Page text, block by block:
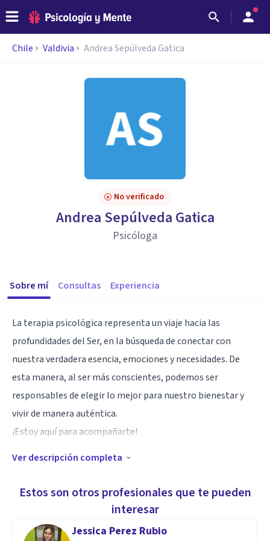
Chile Valdivia Andrea Sepúlveda Gatica
No verificado
Andrea Sepúlveda Gatica
Psicóloga
Sobre mí Consultas Experiencia
La terapia psicológica representa un viaje hacia las
profundidades del Ser, en la búsqueda de conectar con
nuestra verdadera esencia, emociones y necesidades. De
esta manera, al ser más conscientes, podemos ser
responsables de elegir lo mejor para nuestro bienestar y
vivir de manera auténtica.
¡Estoy aquí para acompañarte!
Especialidad
- Soy Psicóloga titulada de la Universidad de Chile
ansiedad, trauma psicológico y trastornos del ánimo
Ver descripción completa
Estos son otros profesionales que te pueden
interesar
Jessica Perez Rubio